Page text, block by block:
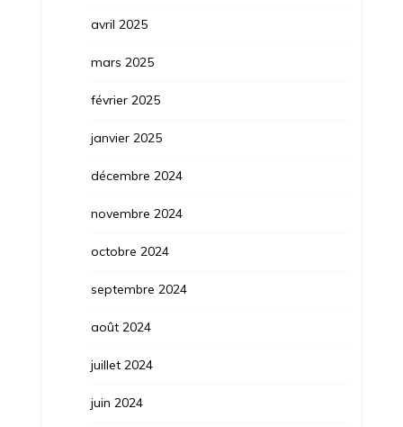
avril 2025
mars 2025
février 2025
janvier 2025
décembre 2024
novembre 2024
octobre 2024
septembre 2024
août 2024
juillet 2024
juin 2024